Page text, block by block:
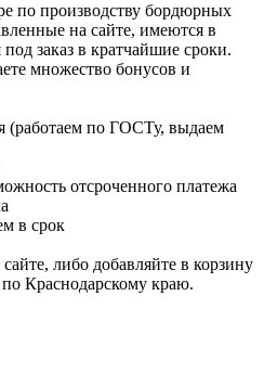
по производству бордюрных
на сайте, имеются в
заказ в кратчайшие сроки.
множество бонусов и
(работаем по ГОСТу, выдаем
отсроченного платежа
в срок
либо добавляйте в корзину
Краснодарскому краю.